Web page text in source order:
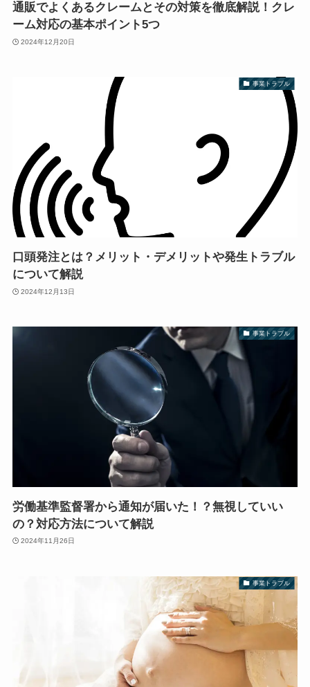
通販でよくあるクレームとその対策を徹底解説！クレ
ーム対応の基本ポイント5つ
2024年12月20日
事業トラブル
口頭発注とは？メリット・デメリットや発生トラブル
について解説
2024年12月13日
事業トラブル
労働基準監督署から通知が届いた！？無視していい
の？対応方法について解説
2024年11月26日
事業トラブル